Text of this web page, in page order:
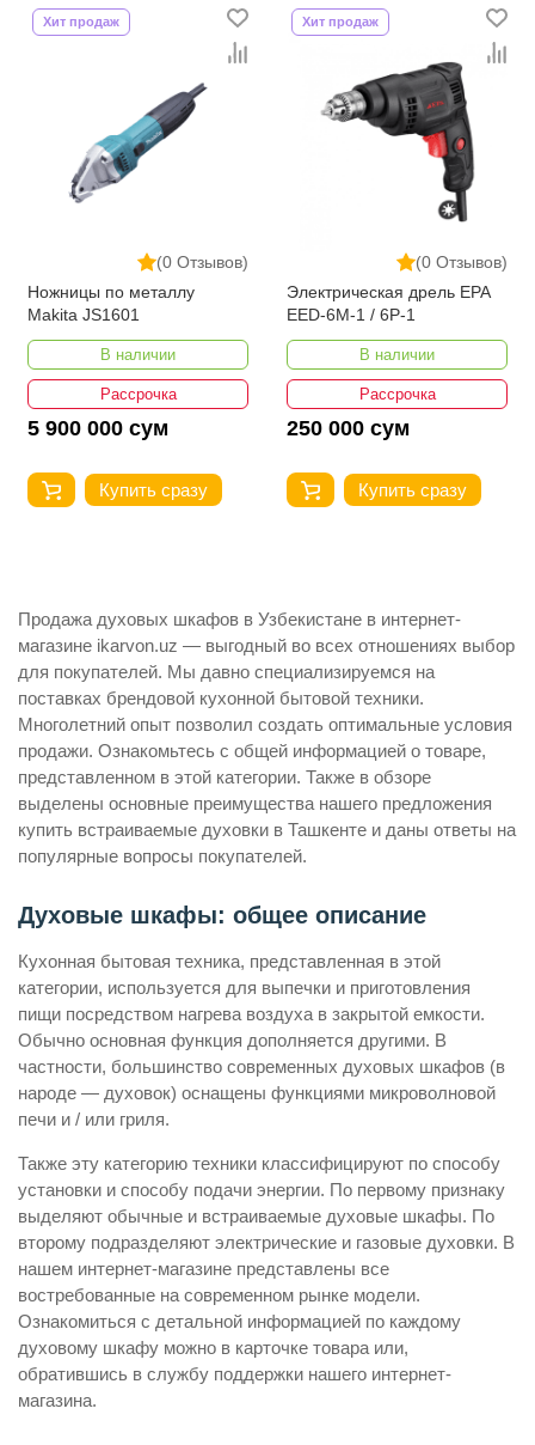
(0 Отзывов)
Хит продаж
Ножницы по металлу
Makita JS1601
В наличии
Рассрочка
5 900 000 сум
Купить сразу
(0 Отзывов)
Хит продаж
Электрическая дрель EPA
EED-6M-1 / 6P-1
В наличии
Рассрочка
250 000 сум
Купить сразу
Продажа духовых шкафов в Узбекистане в интернет-
магазине ikarvon.uz — выгодный во всех отношениях выбор
для покупателей. Мы давно специализируемся на
поставках брендовой кухонной бытовой техники.
Многолетний опыт позволил создать оптимальные условия
продажи. Ознакомьтесь с общей информацией о товаре,
представленном в этой категории. Также в обзоре
выделены основные преимущества нашего предложения
купить встраиваемые духовки в Ташкенте и даны ответы на
популярные вопросы покупателей.
Духовые шкафы: общее описание
Кухонная бытовая техника, представленная в этой
категории, используется для выпечки и приготовления
пищи посредством нагрева воздуха в закрытой емкости.
Обычно основная функция дополняется другими. В
частности, большинство современных духовых шкафов (в
народе — духовок) оснащены функциями микроволновой
печи и / или гриля.
Также эту категорию техники классифицируют по способу
установки и способу подачи энергии. По первому признаку
выделяют обычные и встраиваемые духовые шкафы. По
второму подразделяют электрические и газовые духовки. В
нашем интернет-магазине представлены все
востребованные на современном рынке модели.
Ознакомиться с детальной информацией по каждому
духовому шкафу можно в карточке товара или,
обратившись в службу поддержки нашего интернет-
магазина.